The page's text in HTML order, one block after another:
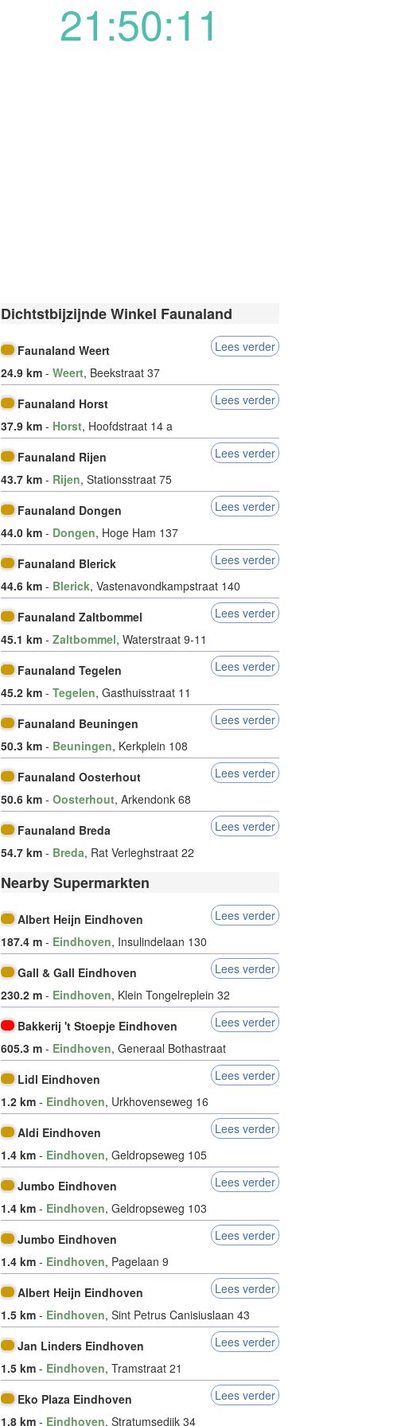
21:50:11
Dichtstbijzijnde Winkel Faunaland
Faunaland Weert
Lees verder
24.9 km - Weert, Beekstraat 37
Faunaland Horst
Lees verder
37.9 km - Horst, Hoofdstraat 14 a
Faunaland Rijen
Lees verder
43.7 km - Rijen, Stationsstraat 75
Faunaland Dongen
Lees verder
44.0 km - Dongen, Hoge Ham 137
Faunaland Blerick
Lees verder
44.6 km - Blerick, Vastenavondkampstraat 140
Faunaland Zaltbommel
Lees verder
45.1 km - Zaltbommel, Waterstraat 9-11
Faunaland Tegelen
Lees verder
45.2 km - Tegelen, Gasthuisstraat 11
Faunaland Beuningen
Lees verder
50.3 km - Beuningen, Kerkplein 108
Faunaland Oosterhout
Lees verder
50.6 km - Oosterhout, Arkendonk 68
Faunaland Breda
Lees verder
54.7 km - Breda, Rat Verleghstraat 22
Nearby Supermarkten
Albert Heijn Eindhoven
Lees verder
187.4 m - Eindhoven, Insulindelaan 130
Gall & Gall Eindhoven
Lees verder
230.2 m - Eindhoven, Klein Tongelreplein 32
Bakkerij 't Stoepje Eindhoven
Lees verder
605.3 m - Eindhoven, Generaal Bothastraat
Lidl Eindhoven
Lees verder
1.2 km - Eindhoven, Urkhovenseweg 16
Aldi Eindhoven
Lees verder
1.4 km - Eindhoven, Geldropseweg 105
Jumbo Eindhoven
Lees verder
1.4 km - Eindhoven, Geldropseweg 103
Jumbo Eindhoven
Lees verder
1.4 km - Eindhoven, Pagelaan 9
Albert Heijn Eindhoven
Lees verder
1.5 km - Eindhoven, Sint Petrus Canisiuslaan 43
Jan Linders Eindhoven
Lees verder
1.5 km - Eindhoven, Tramstraat 21
Eko Plaza Eindhoven
Lees verder
1.8 km - Eindhoven, Stratumsedijk 34